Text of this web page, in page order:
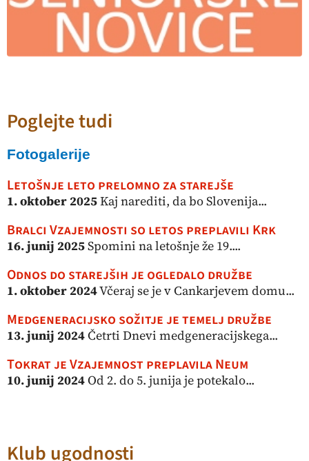
Poglejte tudi
Fotogalerije
Letošnje leto prelomno za starejše
1. oktober 2025Kaj narediti, da bo Slovenija...
Bralci Vzajemnosti so letos preplavili Krk
16. junij 2025Spomini na letošnje že 19....
Odnos do starejših je ogledalo družbe
1. oktober 2024Včeraj se je v Cankarjevem domu...
Medgeneracijsko sožitje je temelj družbe
13. junij 2024Četrti Dnevi medgeneracijskega...
Tokrat je Vzajemnost preplavila Neum
10. junij 2024Od 2. do 5. junija je potekalo...
Klub ugodnosti